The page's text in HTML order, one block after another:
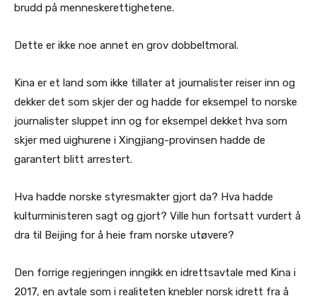
brudd på menneskerettighetene.
Dette er ikke noe annet en grov dobbeltmoral.
Kina er et land som ikke tillater at journalister reiser inn og
dekker det som skjer der og hadde for eksempel to norske
journalister sluppet inn og for eksempel dekket hva som
skjer med uighurene i Xingjiang-provinsen hadde de
garantert blitt arrestert.
Hva hadde norske styresmakter gjort da? Hva hadde
kulturministeren sagt og gjort? Ville hun fortsatt vurdert å
dra til Beijing for å heie fram norske utøvere?
Den forrige regjeringen inngikk en idrettsavtale med Kina i
2017, en avtale som i realiteten knebler norsk idrett fra å